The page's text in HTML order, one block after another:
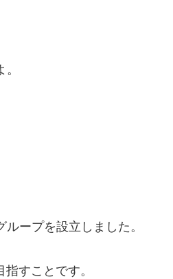
ープを設立しました。
すことです。